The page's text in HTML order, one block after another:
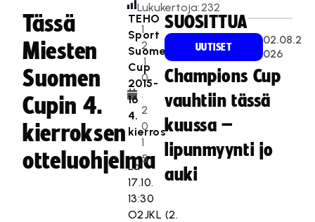
Tässä
Miesten
Suomen
Cupin 4.
kierroksen
otteluohjelma
1
2
.1
0
.
2
0
1
5
Lukukertoja:232
TEHO
Sport
Suomen
Cup
2015-
16
4.
kierros
La
17.10.
13:30
O2JKL (2.
SUOSITTUA
UUTISET
02.08.2
026
Champions Cup
vauhtiin tässä
kuussa –
lipunmyynti jo
auki